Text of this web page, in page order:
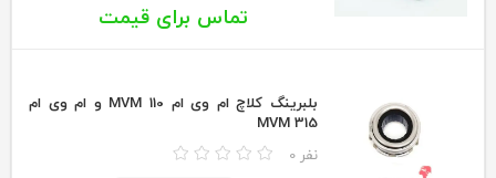
تماس برای قیمت
بلبرینگ کلاچ ام وی ام MVM 110 و ام وی ام
MVM 315
0 نفر